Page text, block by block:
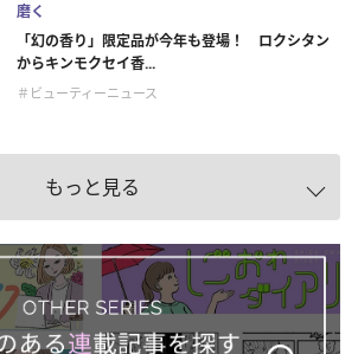
磨く
「幻の香り」限定品が今年も登場！ ロクシタン
からキンモクセイ香...
＃ビューティーニュース
もっと見る